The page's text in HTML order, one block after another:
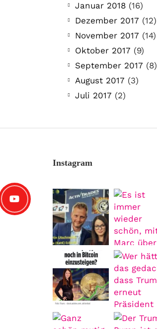
Januar 2018 (16)
Dezember 2017 (12)
November 2017 (14)
Oktober 2017 (9)
September 2017 (8)
August 2017 (3)
Juli 2017 (2)
Instagram